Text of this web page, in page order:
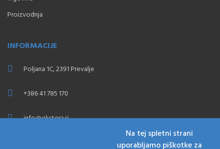
Proizvodnja
INFORMACIJE
Poljana 1C, 2391 Prevalje
+386 41 785 170
info@ekstera.si
Na tej spletni strani
uporabljamo piškotke za